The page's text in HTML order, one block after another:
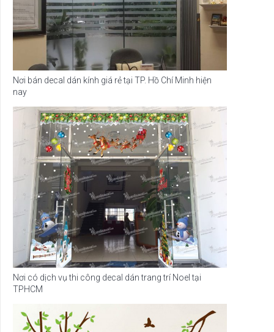
Nơi bán decal dán kính giá rẻ tại TP. Hồ Chí Minh hiện
nay
Nơi có dịch vụ thi công decal dán trang trí Noel tại
TPHCM